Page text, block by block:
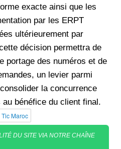
exacte ainsi que les
par les ERPT
ultérieurement par
décision permettra de
portage des numéros et de
un levier parmi
la concurrence
bénéfice du client final.
Tic Maroc
DU SITE VIA NOTRE CHAÎNE